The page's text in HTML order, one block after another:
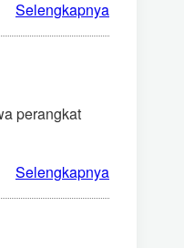
Selengkapnya
perangkat
Selengkapnya